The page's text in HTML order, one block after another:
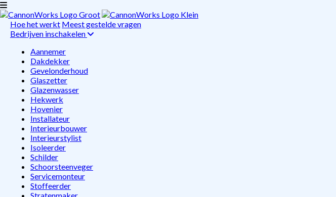
Hoe het werkt Meest gestelde vragen
Bedrijven inschakelen
Aannemer
Dakdekker
Gevelonderhoud
Glaszetter
Glazenwasser
Hekwerk
Hovenier
Installateur
Interieurbouwer
Interieurstylist
Isoleerder
Schilder
Schoorsteenveger
Servicemonteur
Stoffeerder